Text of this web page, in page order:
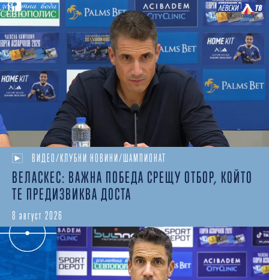
ВИДЕО/КЛУБНИ НОВИНИ/ШАМПИОНАТ
ВЕЛАСКЕС: ВАЖНА ПОБЕДА СРЕЩУ ОТБОР, КОЙТО
ТЕ ПРЕДИЗВИКВА ДОСТА
8 август 2026